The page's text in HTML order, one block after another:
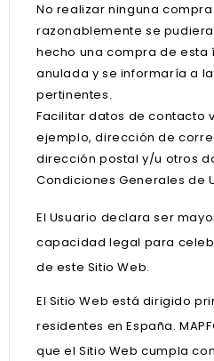
No realizar ninguna
razonablemente se
hecho una compra de esta
anulada y se informaría a
pertinentes.
Facilitar datos de contacto
ejemplo, dirección de
dirección postal y/u otros
Condiciones Generales de
El Usuario declara ser
capacidad legal para
de este Sitio Web.
El Sitio Web está dirigido
residentes en España.
que el Sitio Web cumpla